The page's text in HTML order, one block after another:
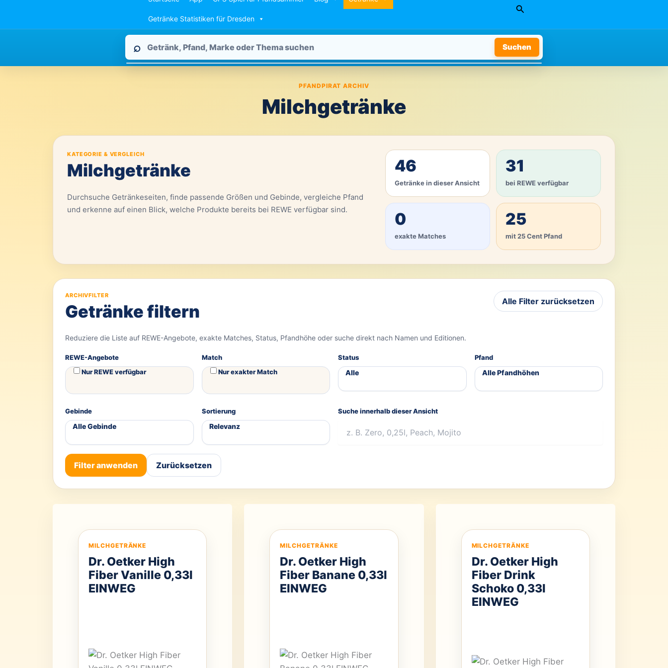
Getränke Statistiken für Dresden
Suchen
Pfandpirat
durchsuchen
⌕ Suchen
PFANDPIRAT ARCHIV
Milchgetränke
KATEGORIE & VERGLEICH
Milchgetränke
Durchsuche Getränkeseiten, finde passende Größen und Gebinde, vergleiche Pfand
und erkenne auf einen Blick, welche Produkte bereits bei REWE verfügbar sind.
46
Getränke in dieser Ansicht
31
bei REWE verfügbar
0
exakte Matches
25
mit 25 Cent Pfand
ARCHIVFILTER
Getränke filtern
Reduziere die Liste auf REWE-Angebote, exakte Matches, Status, Pfandhöhe oder suche direkt nach Namen und Editionen.
Alle Filter zurücksetzen
REWE-Angebote
Nur REWE verfügbar
Match
Nur exakter Match
Status Pfand
Gebinde Sortierung Suche innerhalb dieser Ansicht
Filter anwenden Zurücksetzen
MILCHGETRÄNKE
Dr. Oetker High
Fiber Vanille 0,33l
EINWEG
MILCHGETRÄNKE
Dr. Oetker High
Fiber Banane 0,33l
EINWEG
MILCHGETRÄNKE
Dr. Oetker High
Fiber Drink
Schoko 0,33l
EINWEG